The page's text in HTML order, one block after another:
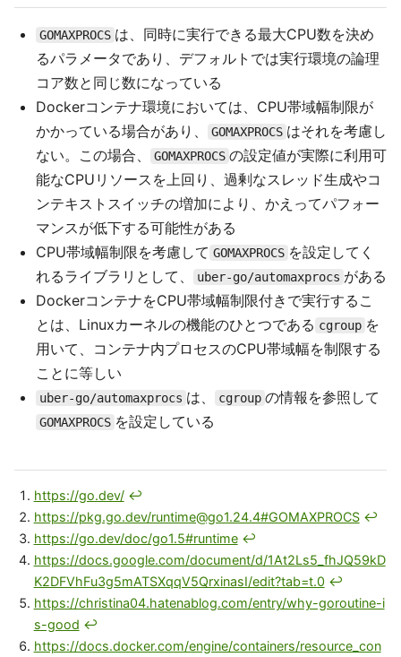
GOMAXPROCS は、同時に実行できる最大CPU数を決め
るパラメータであり、デフォルトでは実行環境の論理
コア数と同じ数になっている
Dockerコンテナ環境においては、CPU帯域幅制限が
かかっている場合があり、
GOMAXPROCS はそれを考慮し
ない。この場合、
GOMAXPROCS の設定値が実際に利用可
能なCPUリソースを上回り、過剰なスレッド生成やコ
ンテキストスイッチの増加により、かえってパフォー
マンスが低下する可能性がある
CPU帯域幅制限を考慮して GOMAXPROCS を設定してく
れるライブラリとして、
uber-go/automaxprocs がある
DockerコンテナをCPU帯域幅制限付きで実行するこ
とは、Linuxカーネルの機能のひとつである cgroup を
用いて、コンテナ内プロセスのCPU帯域幅を制限する
ことに等しい
uber-go/automaxprocs は、 cgroup の情報を参照して
GOMAXPROCS を設定している
https://go.dev/ ↩
https://pkg.go.dev/runtime@go1.24.4#GOMAXPROCS ↩
https://go.dev/doc/go1.5#runtime ↩
https://docs.google.com/document/d/1At2Ls5_fhJQ59kD
K2DFVhFu3g5mATSXqqV5QrxinasI/edit?tab=t.0 ↩
https://christina04.hatenablog.com/entry/why-goroutine-i
s-good ↩
https://docs.docker.com/engine/containers/resource_con